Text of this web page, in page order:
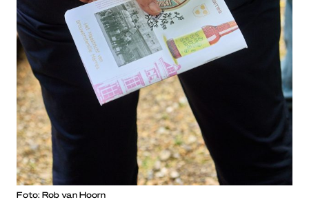
Foto: Rob van Hoorn